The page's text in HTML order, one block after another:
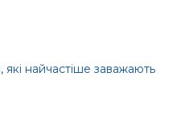
які найчастіше заважають